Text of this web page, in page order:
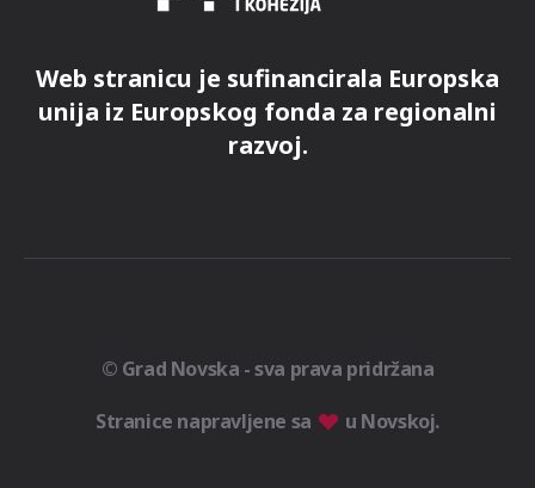
Web stranicu je sufinancirala Europska
unija iz Europskog fonda za regionalni
razvoj.
© Grad Novska - sva prava pridržana
Stranice napravljene sa
u Novskoj.